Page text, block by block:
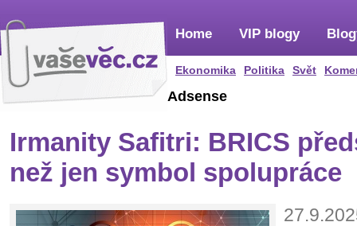
Home
Ekonomika Politika Svět
VIP blogy
Adsense
Irmanity Safitri: BRICS
než jen symbol spolupráce